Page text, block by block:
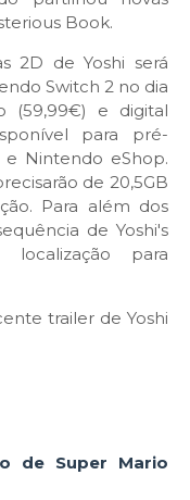
Book.
2D de Yoshi será
Switch 2 no dia
(59,99€) e digital
para pré-
Nintendo eShop.
de 20,5GB
Para além dos
de Yoshi's
para
trailer de Yoshi
de Super Mario